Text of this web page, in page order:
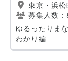
東京・浜松
募集人数：
ゆるったりま
わかり編